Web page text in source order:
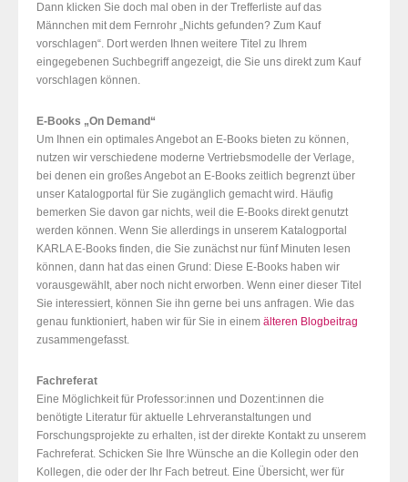
Dann klicken Sie doch mal oben in der Trefferliste auf das
Männchen mit dem Fernrohr „Nichts gefunden? Zum Kauf
vorschlagen“. Dort werden Ihnen weitere Titel zu Ihrem
eingegebenen Suchbegriff angezeigt, die Sie uns direkt zum Kauf
vorschlagen können.
E-Books „On Demand“
Um Ihnen ein optimales Angebot an E-Books bieten zu können,
nutzen wir verschiedene moderne Vertriebsmodelle der Verlage,
bei denen ein großes Angebot an E-Books zeitlich begrenzt über
unser Katalogportal für Sie zugänglich gemacht wird. Häufig
bemerken Sie davon gar nichts, weil die E-Books direkt genutzt
werden können. Wenn Sie allerdings in unserem Katalogportal
KARLA E-Books finden, die Sie zunächst nur fünf Minuten lesen
können, dann hat das einen Grund: Diese E-Books haben wir
vorausgewählt, aber noch nicht erworben. Wenn einer dieser Titel
Sie interessiert, können Sie ihn gerne bei uns anfragen. Wie das
genau funktioniert, haben wir für Sie in einem älteren Blogbeitrag
zusammengefasst.
Fachreferat
Eine Möglichkeit für Professor:innen und Dozent:innen die
benötigte Literatur für aktuelle Lehrveranstaltungen und
Forschungsprojekte zu erhalten, ist der direkte Kontakt zu unserem
Fachreferat. Schicken Sie Ihre Wünsche an die Kollegin oder den
Kollegen, die oder der Ihr Fach betreut. Eine Übersicht, wer für